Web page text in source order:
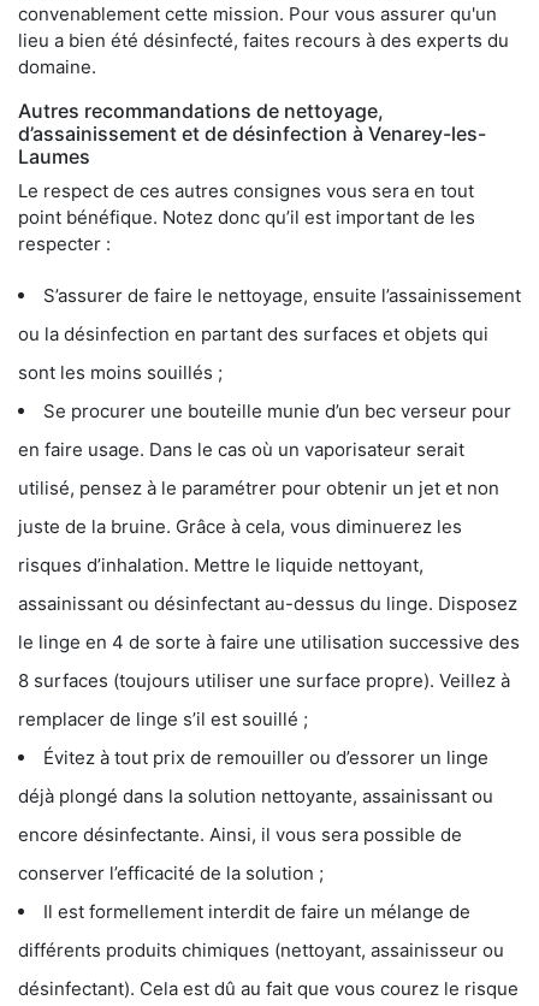
convenablement cette mission. Pour vous assurer qu'un
lieu a bien été désinfecté, faites recours à des experts du
domaine.
Autres recommandations de nettoyage,
d’assainissement et de désinfection à Venarey-les-
Laumes
Le respect de ces autres consignes vous sera en tout
point bénéfique. Notez donc qu’il est important de les
respecter :
S’assurer de faire le nettoyage, ensuite l’assainissement
ou la désinfection en partant des surfaces et objets qui
sont les moins souillés ;
Se procurer une bouteille munie d’un bec verseur pour
en faire usage. Dans le cas où un vaporisateur serait
utilisé, pensez à le paramétrer pour obtenir un jet et non
juste de la bruine. Grâce à cela, vous diminuerez les
risques d’inhalation. Mettre le liquide nettoyant,
assainissant ou désinfectant au-dessus du linge. Disposez
le linge en 4 de sorte à faire une utilisation successive des
8 surfaces (toujours utiliser une surface propre). Veillez à
remplacer de linge s’il est souillé ;
Évitez à tout prix de remouiller ou d’essorer un linge
déjà plongé dans la solution nettoyante, assainissant ou
encore désinfectante. Ainsi, il vous sera possible de
conserver l’efficacité de la solution ;
Il est formellement interdit de faire un mélange de
différents produits chimiques (nettoyant, assainisseur ou
désinfectant). Cela est dû au fait que vous courez le risque